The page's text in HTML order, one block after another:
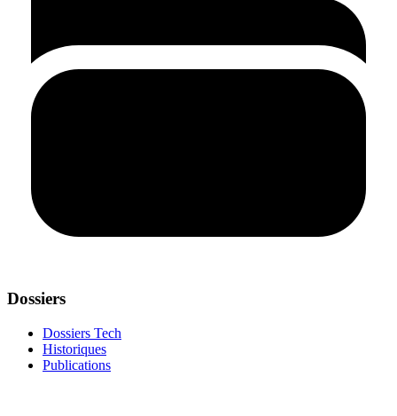
Dossiers
Dossiers Tech
Historiques
Publications